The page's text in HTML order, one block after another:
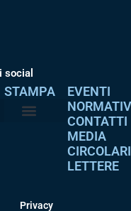
social
STAMPA
EVENTI
CONTATTI
MEDIA
CIRCOLARI
LETTERE
Privacy